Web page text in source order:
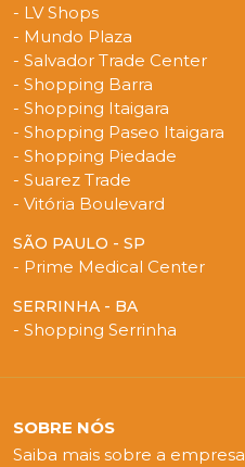
- LV Shops
- Mundo Plaza
- Salvador Trade Center
- Shopping Barra
- Shopping Itaigara
- Shopping Paseo Itaigara
- Shopping Piedade
- Suarez Trade
- Vitória Boulevard
SÃO PAULO - SP
- Prime Medical Center
SERRINHA - BA
- Shopping Serrinha
SOBRE NÓS
Saiba mais sobre a empresa